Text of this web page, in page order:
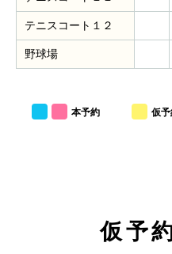
テニスコート１２
野球場
本予約 仮予
仮予